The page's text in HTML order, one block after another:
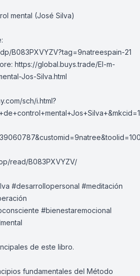
mental (José Silva)
B083PXVYZV?tag=9natreespain-21
https://global.buys.trade/El-m-
Jos-Silva.html
sch/i.html?
read/B083PXVYZV/
#desarrollopersonal #meditación
#bienestaremocional
de este libro.
fundamentales del Método